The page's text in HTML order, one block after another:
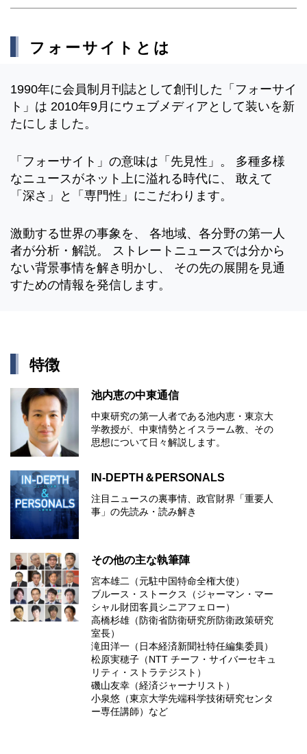
フォーサイトとは
1990年に会員制月刊誌として創刊した「フォーサイ
ト」は 2010年9月にウェブメディアとして装いを新
たにしました。
「フォーサイト」の意味は「先見性」。 多種多様
なニュースがネット上に溢れる時代に、 敢えて
「深さ」と「専門性」にこだわります。
激動する世界の事象を、 各地域、各分野の第一人
者が分析・解説。 ストレートニュースでは分から
ない背景事情を解き明かし、 その先の展開を見通
すための情報を発信します。
特徴
池内恵の中東通信
中東研究の第⼀⼈者である池内恵・東京⼤
学教授が、中東情勢とイスラーム教、その
思想について⽇々解説します。
IN-DEPTH＆PERSONALS
注目ニュースの裏事情、政官財界「重要人
事」の先読み・読み解き
その他の主な執筆陣
宮本雄二（元駐中国特命全権大使）
ブルース・ストークス（ジャーマン・マー
シャル財団客員シニアフェロー）
高橋杉雄（防衛省防衛研究所防衛政策研究
室長）
滝田洋一（日本経済新聞社特任編集委員）
松原実穂子（NTT チーフ・サイバーセキュ
リティ・ストラテジスト）
磯山友幸（経済ジャーナリスト）
小泉悠（東京大学先端科学技術研究センタ
ー専任講師）など